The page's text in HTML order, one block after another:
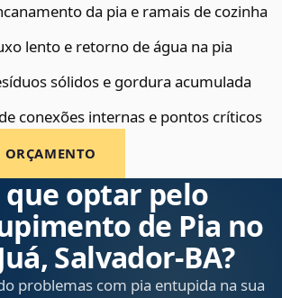
da pia e ramais de cozinha
lento e retorno de água na pia
sólidos e gordura acumulada
conexões internas e pontos críticos
ORÇAMENTO
que optar pelo
de Pia no
Salvador‑BA?
problemas com pia entupida na sua